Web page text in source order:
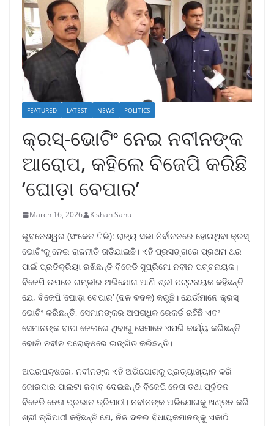
FEATURED LATEST NEWS POLITICS
କ୍ରସ୍-ଭୋଟିଂ ନେଇ ନବୀନଙ୍କ
ଆରୋପ, କହିଲେ ବିଜେପି କରିଛି
‘ଘୋଡ଼ା ବେପାର’
March 16, 2026 Kishan Sahu
ଭୁବନେଶ୍ୱର (ସଂକେତ ଟିଭି): ରାଜ୍ୟ ସଭା ନିର୍ବାଚନରେ ହୋଇଥିବା କ୍ରସ୍
ଭୋଟିଂକୁ ନେଇ ରାଜନୀତି ତାତିଯାଇଛି। ଏହି ପ୍ରସଙ୍ଗରେ ପ୍ରଥମ ଥର
ପାଇଁ ପ୍ରତିକ୍ରିୟା ରଖିଛନ୍ତି ବିଜେଡି ସୁପ୍ରିମୋ ନବୀନ ପଟ୍ଟନାୟକ।
ବିଜେପି ଉପରେ ଗମ୍ଭୀର ଅଭିଯୋଗ ଆଣି ଶ୍ରୀ ପଟ୍ଟନାୟକ କହିଛନ୍ତି
ଯେ, ବିଜେପି ‘ଘୋଡ଼ା ବେପାର’ (ଦଳ ବଦଳ) କରୁଛି। ଯେଉଁମାନେ କ୍ରସ୍
ଭୋଟିଂ କରିଛନ୍ତି, ସେମାନଙ୍କର ଅପରାଧିକ ରେକର୍ଡ ରହିଛି ଏବଂ
ସେମାନଙ୍କ ବାପା ଜେଲରେ ଥିବାରୁ ସେମାନେ ଏପରି କାର୍ଯ୍ୟ କରିଛନ୍ତି
ବୋଲି ନବୀନ ପରୋକ୍ଷରେ ଇଙ୍ଗିତ କରିଛନ୍ତି।
ଅପରପକ୍ଷରେ, ନବୀନଙ୍କ ଏହି ଅଭିଯୋଗକୁ ପ୍ରତ୍ୟାଖ୍ୟାନ କରି
ଜୋରଦାର ପାଲଟା ଜବାବ ଦେଇଛନ୍ତି ବିଜେପି ନେତା ତଥା ପୂର୍ବତନ
ବିଜେଡି ନେତା ପ୍ରଭାତ ତ୍ରିପାଠୀ। ନବୀନଙ୍କ ଅଭିଯୋଗକୁ ଖଣ୍ଡନ କରି
ଶ୍ରୀ ତ୍ରିପାଠୀ କହିଛନ୍ତି ଯେ, ନିଜ ଦଳର ବିଧାୟକମାନଙ୍କୁ ଏକାଠି